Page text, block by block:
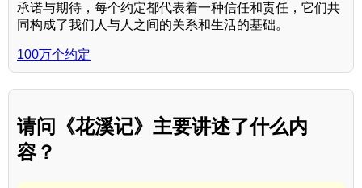
承诺与期待，每个约定都代表着一种信任和责任，它们共
同构成了我们人与人之间的关系和生活的基础。
100万个约定
请问《花溪记》主要讲述了什么内
容？